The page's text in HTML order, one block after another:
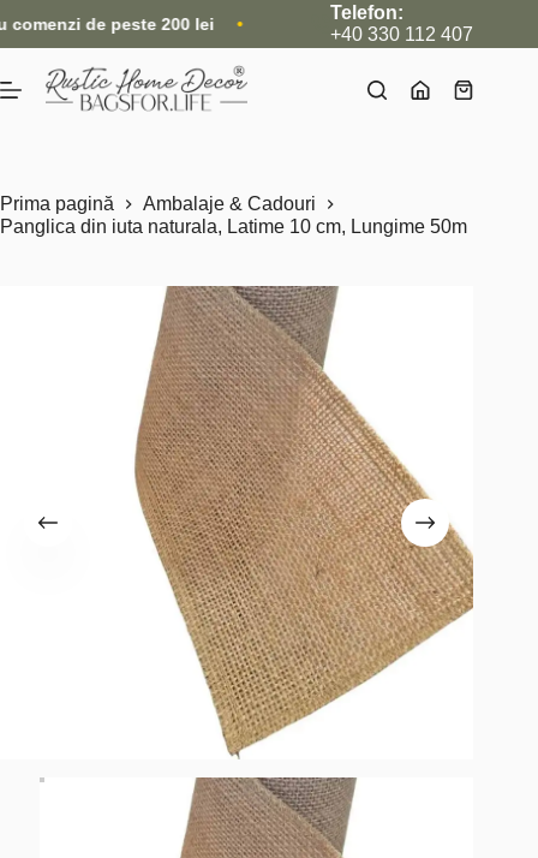
la
conținut
de peste 200 lei • Nou: Acum livrăm și internațional, direct
Telefon:
+40 330 112 407
Coș
Prima pagină
Ambalaje & Cadouri
Panglica din iuta naturala, Latime 10 cm, Lungime 50m